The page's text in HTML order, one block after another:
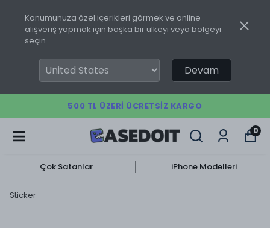
Konumunuza özel içerikleri görmek ve online
alışveriş yapmak için başka bir ülkeyi veya bölgeyi
seçin.
Devam
500 TL ÜZERI ÜCRETSIZ KARGO
0
Çok Satanlar iPhone Modelleri
Sticker